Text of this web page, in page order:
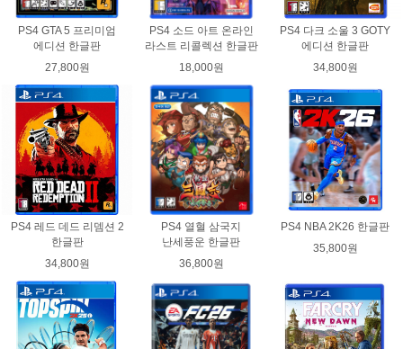
PS4 GTA 5 프리미엄
에디션 한글판
27,800원
PS4 소드 아트 온라인
라스트 리콜렉션 한글판
18,000원
PS4 다크 소울 3 GOTY
에디션 한글판
34,800원
PS4 레드 데드 리뎀션 2
한글판
34,800원
PS4 열혈 삼국지
난세풍운 한글판
36,800원
PS4 NBA 2K26 한글판
35,800원